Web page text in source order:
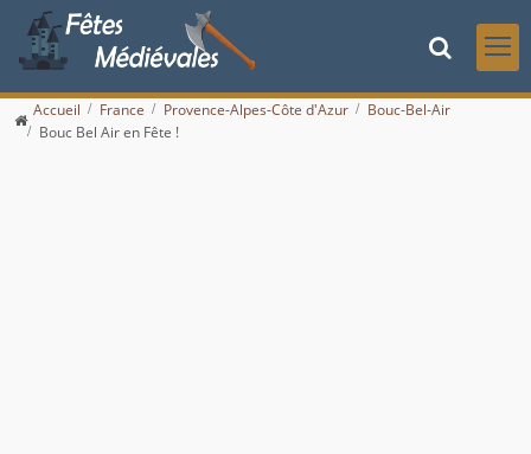
Accueil France Provence-Alpes-Côte d'Azur
Bouc-Bel-Air
Bouc Bel Air en Fête !